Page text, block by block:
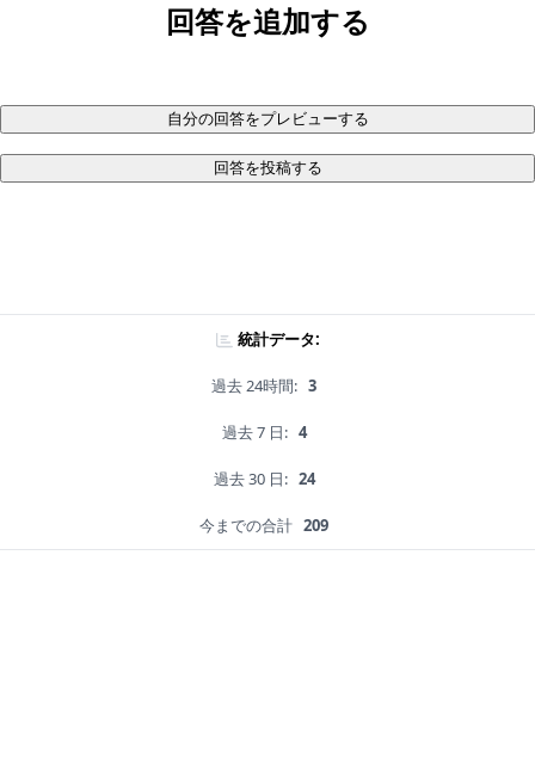
回答を追加する
自分の回答をプレビューする
回答を投稿する
統計データ:
過去 24時間: 3
過去 7 日: 4
過去 30 日: 24
今までの合計 209